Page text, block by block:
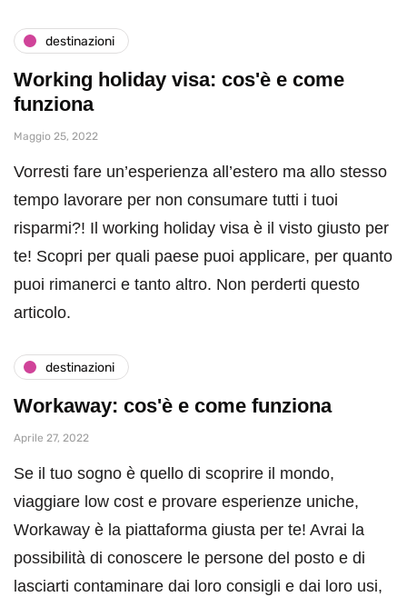
destinazioni
Working holiday visa: cos'è e come
funziona
Maggio 25, 2022
Vorresti fare un’esperienza all’estero ma allo stesso
tempo lavorare per non consumare tutti i tuoi
risparmi?! Il working holiday visa è il visto giusto per
te! Scopri per quali paese puoi applicare, per quanto
puoi rimanerci e tanto altro. Non perderti questo
articolo.
destinazioni
Workaway: cos'è e come funziona
Aprile 27, 2022
Se il tuo sogno è quello di scoprire il mondo,
viaggiare low cost e provare esperienze uniche,
Workaway è la piattaforma giusta per te! Avrai la
possibilità di conoscere le persone del posto e di
lasciarti contaminare dai loro consigli e dai loro usi,